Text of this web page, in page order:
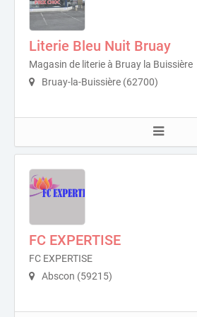
Literie Bleu Nuit Bruay
Magasin de literie à Bruay la Buissière
Bruay-la-Buissière (62700)
FC EXPERTISE
FC EXPERTISE
Abscon (59215)